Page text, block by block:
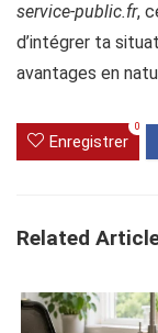
service-public.fr,
d’intégrer ta
avantages en
Enregistrer
0
Related